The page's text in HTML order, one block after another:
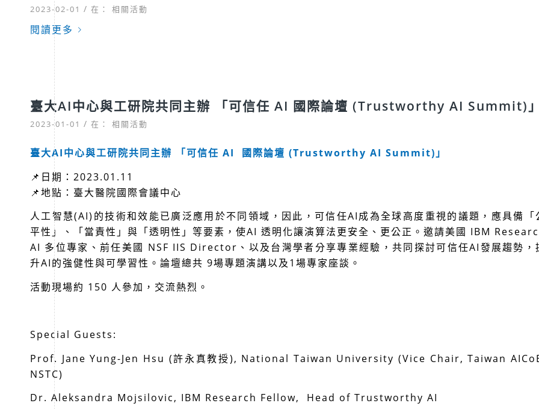
2023-02-01 / 在： 相關活動
閱讀更多
臺大AI中心與工研院共同主辦 「可信任 AI 國際論壇 (Trustworthy AI Summit)
2023-01-01 / 在： 相關活動
臺大AI中心與工研院共同主辦 「可信任 AI 國際論壇 (Trustworthy AI Summit)」
📌日期：2023.01.11
📌地點：臺大醫院國際會議中心
人工智慧(AI)的技術和效能已廣泛應用於不同領域，因此，可信任AI成為全球高度重視的議題，應具備「
平性」、「當責性」與「透明性」等要素，使AI 透明化讓演算法更安全、更公正。邀請美國 IBM
AI 多位專家、前任美國 NSF IIS Director、以及台灣學者分享專業經驗，共同探討可信任AI發展趨勢，
升AI的強健性與可學習性。論壇總共 9場專題演講以及1場專家座談。
活動現場約 150 人參加，交流熱烈。
Special Guests:
Prof. Jane Yung-Jen Hsu (許永真教授), National Taiwan University (Vice Chair, Taiwan
NSTC)
Dr. Aleksandra Mojsilovic, IBM Research Fellow, Head of Trustworthy AI